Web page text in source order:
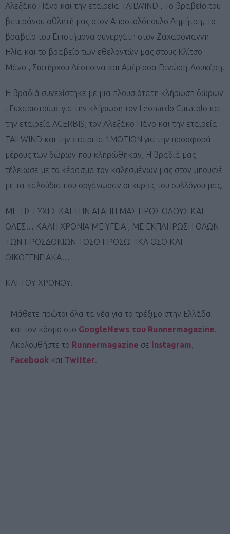
Αλεξάκο Πάνο και την εταιρεία TAILWIND , To βραβείο του
βετεράνου αθλητή μας στον Αποστολόπουλο Δημήτρη, Το
βραβείο του Επιστήμονα συνεργάτη στον Ζαχαρόγιαννη
Ηλία και το βραβείο των εθελοντών μας στους Κλίτσο
Μάνο , Σωτήρχου Δέσποινα και Αμέρισσα Γανώση-Λουκέρη.
Η βραδιά συνεχίστηκε με μια πλουσιότατη κλήρωση δώρων
. Ευχαριστούμε για την κλήρωση τον Leonardo Curatolo και
την εταιρεία ACERBIS, τον Αλεξάκο Πάνο και την εταιρεία
TAILWIND και την εταιρεία 1ΜΟΤΙΟΝ για την προσφορά
μέρους των δώρων που κληρώθηκαν, Η βραδιά μας
τέλειωσε με το κέρασμα τον καλεσμένων μας στον μπουφέ
με τα καλούδια που οργάνωσαν οι κυρίες του συλλόγου μας.
ΜΕ ΤΙΣ ΕΥΧΕΣ ΚΑΙ ΤΗΝ ΑΓΑΠΗ ΜΑΣ ΠΡΟΣ ΟΛΟΥΣ ΚΑΙ
ΟΛΕΣ… ΚΑΛΗ ΧΡΟΝΙΑ ΜΕ ΥΓΕΙΑ , ΜΕ ΕΚΠΛΗΡΩΣΗ ΟΛΩΝ
ΤΩΝ ΠΡΟΣΔΟΚΙΩΝ ΤΟΣΟ ΠΡΟΣΩΠΙΚΑ ΟΣΟ ΚΑΙ
ΟΙΚΟΓΕΝΕΙΑΚΑ…
ΚΑΙ ΤΟΥ ΧΡΟΝΟΥ.
Μάθετε πρώτοι όλα τα νέα για το τρέξιμο στην Ελλάδα
και τον κόσμο στο GoogleNews του Runnermagazine.
Ακολουθήστε το Runnermagazine σε Instagram,
Facebook και Twitter.